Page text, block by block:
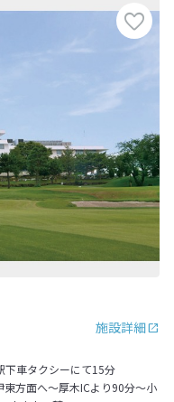
施設詳細
下車タクシーにて15分
方面へ～厚木ICより90分～小